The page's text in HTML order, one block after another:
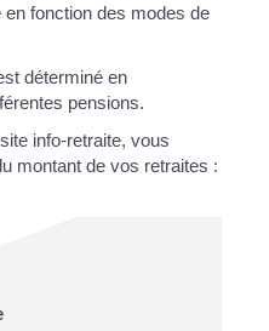
fonction des modes de
déterminé en
pensions.
info-retraite, vous
montant de vos retraites :